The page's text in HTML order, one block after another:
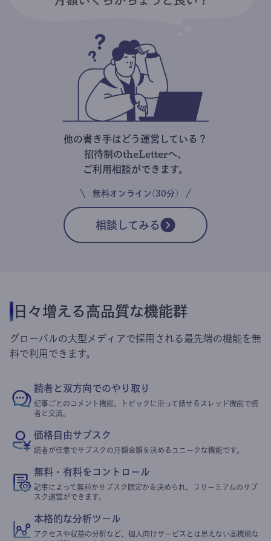
他の書き手はどう運営している？
招待制のtheLetterへ、
ご利用相談ができます。
無料オンライン(30分)
相談してみる
日々増える高品質な機能群
グローバルの大型メディアで採用される最先端の機能を無
料で利用できます。
読者と双方向でのやり取り
記事ごとのコメント機能、トピックに沿って話せるスレッド機能で読
者と交流。
価格自由サブスク
読者が任意でサブスクの月額金額を決めるユニークな機能です。
無料・有料をコントロール
記事によって無料かサブスク限定かを決められ、フリーミアムのサブ
スク運営ができます。
本格的な分析ツール
アクセスや収益の分析など、個人向けサービスとは思えない高機能な